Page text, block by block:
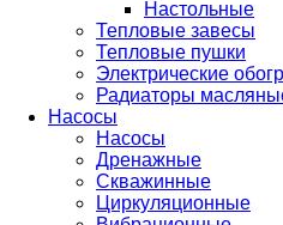
Настольные
Тепловые завесы
Тепловые пушки
Электрические
Радиаторы
Насосы
Насосы
Дренажные
Скважинные
Циркуляционные